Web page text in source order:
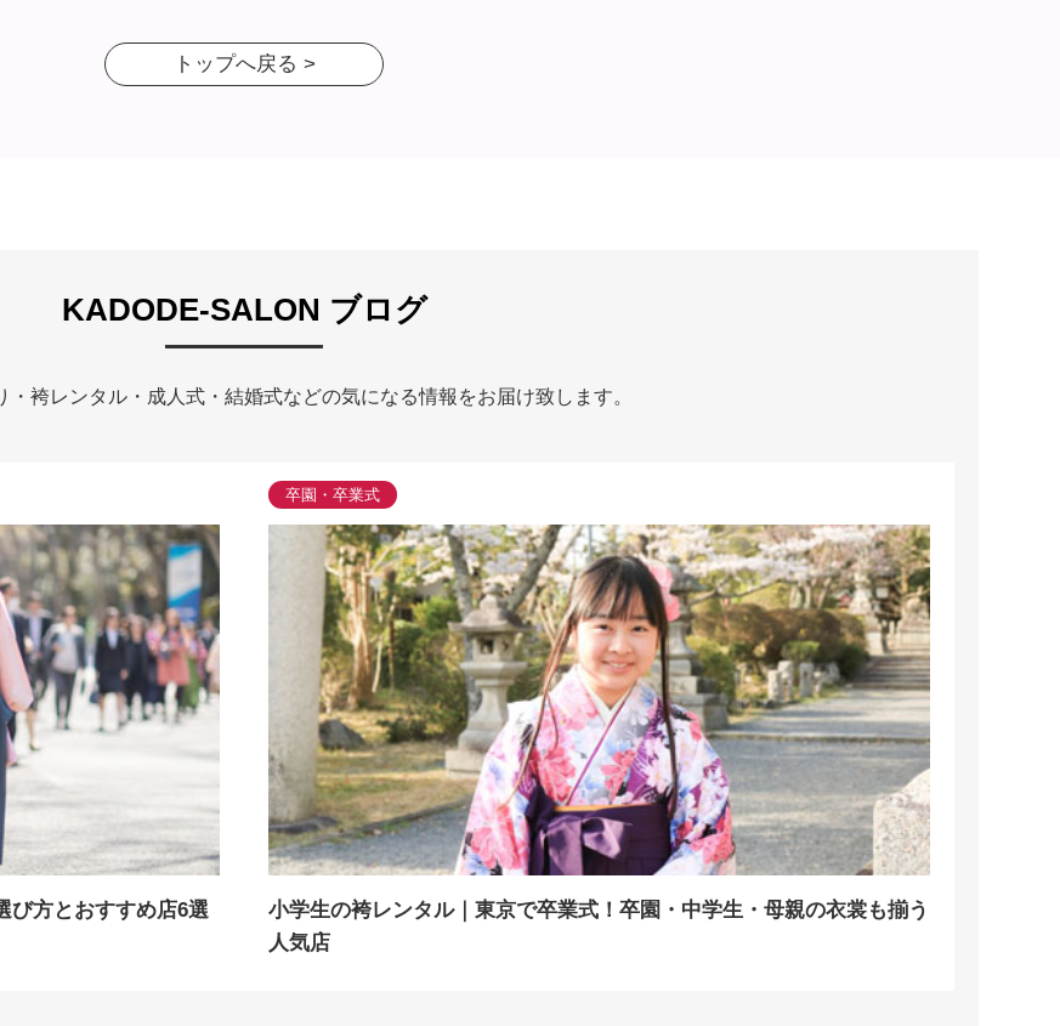
トップへ戻る >
KADODE-SALON ブログ
・袴レンタル・成人式・結婚式などの気になる情報をお届け致します。
び方とおすすめ店6選
卒園・卒業式
小学生の袴レンタル｜東京で卒業式！卒園・中学生・母親の衣裳も揃う
人気店